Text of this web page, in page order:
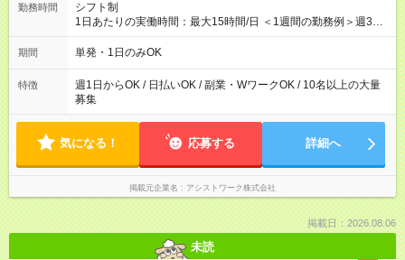
勤務時間
シフト制
1日あたりの実働時間：最大15時間/日 ＜1週間の勤務例＞週3回
勤務 勤務：月・水・金 休み：火・木・土・日 好きな時にお仕事
可能です！ ※1日あたりの最大実働時間は日勤、夜勤共に勤務し
期間 単発・1日のみOK
特徴
週1日からOK / 日払いOK / 副業・WワークOK / 10名以上の大量
募集
気になる！ 応募する 詳細へ
掲載元企業名 アシストワーク株式会社
掲載日：2026.08.06
未読